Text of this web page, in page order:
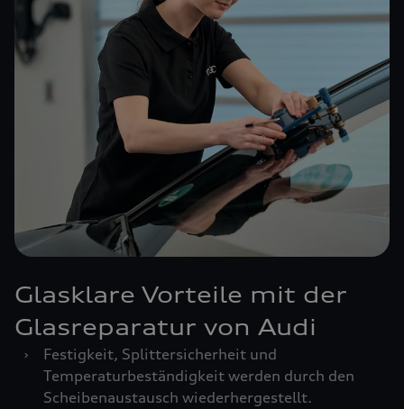
Glasklare Vorteile mit der
Glasreparatur von Audi
›
Festigkeit, Splittersicherheit und
Temperaturbeständigkeit werden durch den
Scheibenaustausch wiederhergestellt.